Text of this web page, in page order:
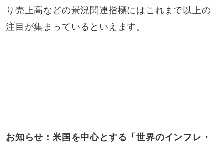
り売上高などの景況関連指標にはこれまで以上の
注目が集まっているといえます。
お知らせ：米国を中心とする「世界のインフレ・